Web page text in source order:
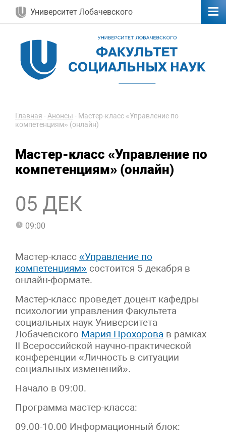
Университет Лобачевского
Главная -Анонсы - Мастер-класс «Управление по
компетенциям» (онлайн)
Мастер-класс «Управление по
компетенциям» (онлайн)
05 ДЕК
09:00
Мастер-класс «Управление по
компетенциям» состоится 5 декабря в
онлайн-формате.
Мастер-класс проведет доцент кафедры
психологии управления Факультета
социальных наук Университета
Лобачевского Мария Прохорова в рамках
II Всероссийской научно-практической
конференции «Личность в ситуации
социальных изменений».
Начало в 09:00.
Программа мастер-класса:
09.00-10.00 Информационный блок: